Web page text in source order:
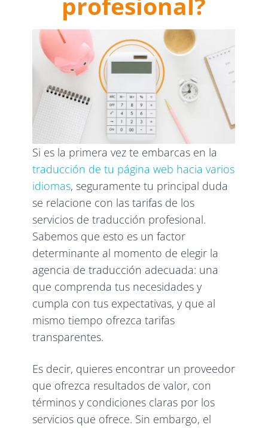
Si es la primera vez te embarcas en la
traducción de tu página web hacia varios
idiomas, seguramente tu principal duda
se relacione con las tarifas de los
servicios de traducción profesional.
Sabemos que esto es un factor
determinante al momento de elegir la
agencia de traducción adecuada: una
que comprenda tus necesidades y
cumpla con tus expectativas, y que al
mismo tiempo ofrezca tarifas
transparentes.
Es decir, quieres encontrar un proveedor
que ofrezca resultados de valor, con
términos y condiciones claras por los
servicios que ofrece. Sin embargo, el